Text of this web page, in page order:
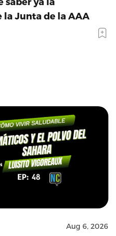
la Junta de la AAA
Aug 6, 2026